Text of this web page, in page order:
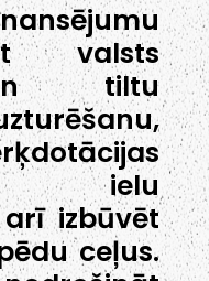
valsts
tiltu
ielu
izbūvēt
ceļus.